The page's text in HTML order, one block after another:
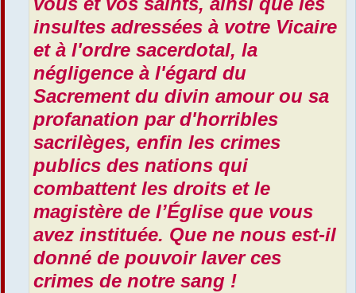
insultes adressées à votre Vicaire
et à l'ordre sacerdotal, la
négligence à l'égard du
Sacrement du divin amour ou sa
profanation par d'horribles
sacrilèges, enfin les crimes
publics des nations qui
combattent les droits et le
magistère de l’Église que vous
avez instituée. Que ne nous est-il
donné de pouvoir laver ces
crimes de notre sang !